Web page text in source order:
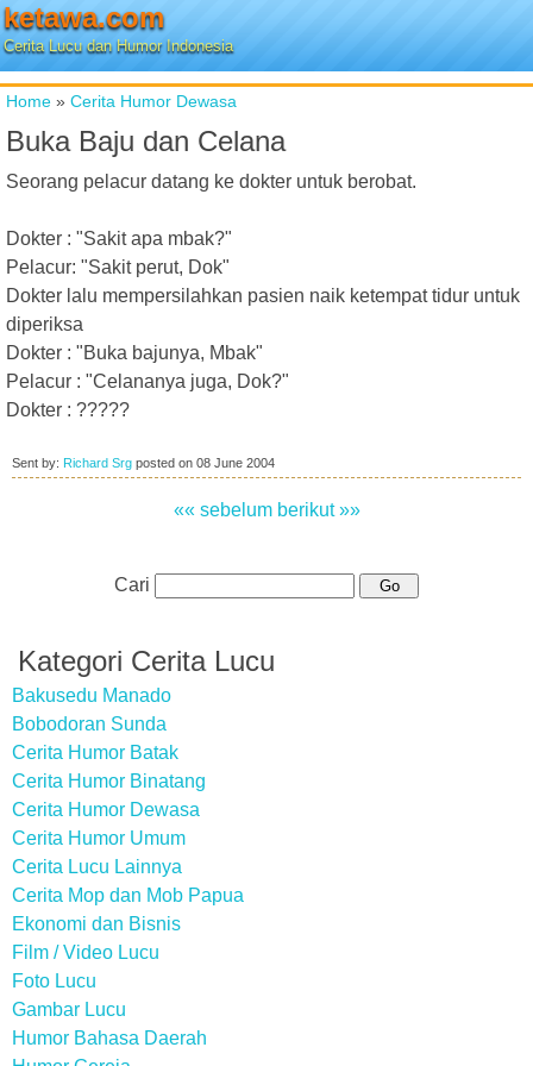
ketawa.com
Cerita Lucu dan Humor Indonesia
Home » Cerita Humor Dewasa
Buka Baju dan Celana
Seorang pelacur datang ke dokter untuk berobat.
Dokter : "Sakit apa mbak?"
Pelacur: "Sakit perut, Dok"
Dokter lalu mempersilahkan pasien naik ketempat tidur untuk
diperiksa
Dokter : "Buka bajunya, Mbak"
Pelacur : "Celananya juga, Dok?"
Dokter : ?????
Sent by: Richard Srg posted on 08 June 2004
«« sebelum berikut »»
Cari
Kategori Cerita Lucu
Bakusedu Manado
Bobodoran Sunda
Cerita Humor Batak
Cerita Humor Binatang
Cerita Humor Dewasa
Cerita Humor Umum
Cerita Lucu Lainnya
Cerita Mop dan Mob Papua
Ekonomi dan Bisnis
Film / Video Lucu
Foto Lucu
Gambar Lucu
Humor Bahasa Daerah